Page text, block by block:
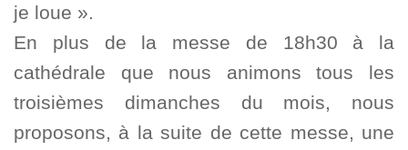
je loue ».
En plus de la messe de 18h30 à la
cathédrale que nous animons tous les
troisièmes dimanches du mois, nous
proposons, à la suite de cette messe, une